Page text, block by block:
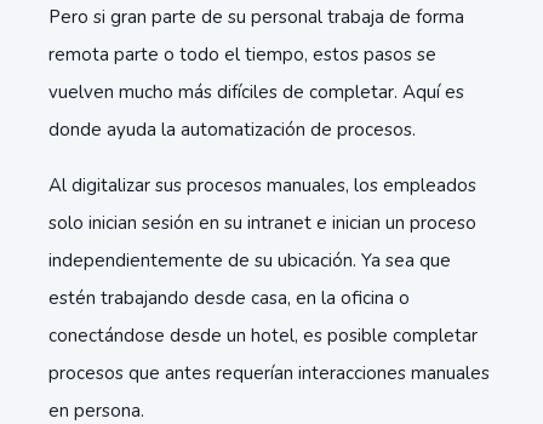
Pero si gran parte de su personal trabaja de forma
remota parte o todo el tiempo, estos pasos se
vuelven mucho más difíciles de completar. Aquí es
donde ayuda la automatización de procesos.
Al digitalizar sus procesos manuales, los empleados
solo inician sesión en su intranet e inician un proceso
independientemente de su ubicación. Ya sea que
estén trabajando desde casa, en la oficina o
conectándose desde un hotel, es posible completar
procesos que antes requerían interacciones manuales
en persona.